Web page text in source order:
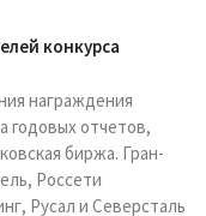
конкурса
награждения
годовых отчетов,
биржа. Гран-
Россети
Русал и Северсталь